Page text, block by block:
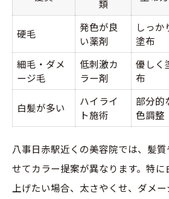
類
硬毛
発色が良
い薬剤
しっか
塗布
細毛・ダメ
ージ毛
低刺激カ
ラー剤
優しく
布
白髪が多い
ハイライ
ト施術
部分的
色調整
八事日赤駅近くの美容院では、髪
せてカラー提案が異なります。特
上げたい場合、太さやくせ、ダメ